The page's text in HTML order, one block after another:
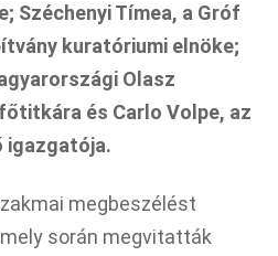
Széchenyi Tímea, a Gróf
kuratóriumi elnöke;
Olasz
és Carlo Volpe, az
igazgatója.
megbeszélést
során megvitatták